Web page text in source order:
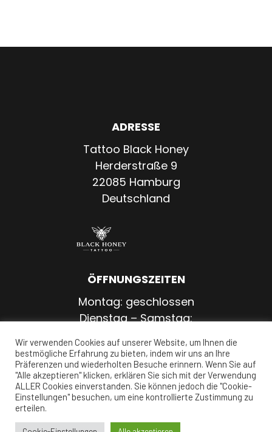
ADRESSE
Tattoo Black Honey
Herderstraße 9
22085 Hamburg
Deutschland
ÖFFNUNGSZEITEN
Montag: geschlossen
Dienstag – Samstag:
Sonntag: geschlossen
Impressum|Datenschutz
Wir verwenden Cookies auf unserer Website, um Ihnen die
bestmögliche Erfahrung zu bieten, indem wir uns an Ihre
Präferenzen und wiederholten Besuche erinnern. Wenn Sie auf
"Alle akzeptieren" klicken, erklären Sie sich mit der Verwendung
ALLER Cookies einverstanden. Sie können jedoch die "Cookie-
Einstellungen" besuchen, um eine kontrollierte Zustimmung zu
erteilen.